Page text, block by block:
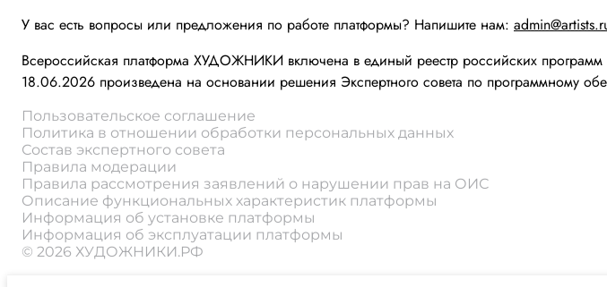
У вас есть вопросы или предложения по работе платформы? Напишите нам:
Всероссийская платформа ХУДОЖНИКИ включена в единый реестр российских
18.06.2026 произведена на основании решения Экспертного совета по программному
Пользовательское соглашение
Политика в отношении обработки персональных данных
Состав экспертного совета
Правила модерации
Правила рассмотрения заявлений о нарушении прав на ОИС
Описание функциональных характеристик платформы
Информация об установке платформы
Информация об эксплуатации платформы
© 2026 ХУДОЖНИКИ.РФ